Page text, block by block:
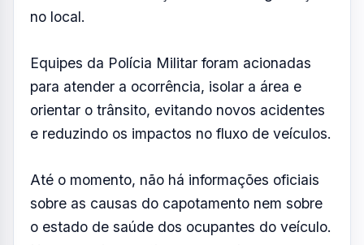
atualizará esta reportagem assim que novas
Veja no nosso instagram
Resumo de Notícias